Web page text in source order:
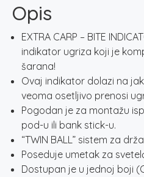
IMPULSE
količina
Opis
EXTRA CARP – BITE
indikator ugriza koji je
šarana!
Ovaj indikator dolazi na
veoma osetljivo prenosi
Pogodan je za montažu
pod-u ili bank stick-u.
“TWIN BALL” sistem za
Poseduje umetak za
Dostupan je u jednoj boji